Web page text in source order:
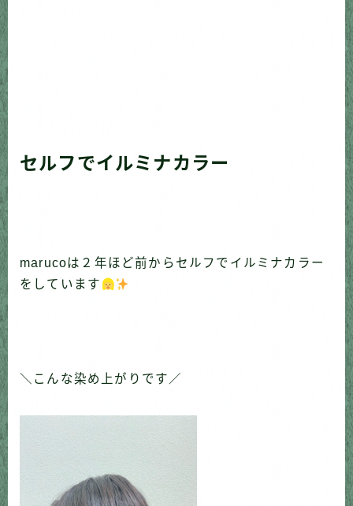
セルフでイルミナカラー
marucoは２年ほど前からセルフでイルミナカラー
をしています
＼こんな染め上がりです／